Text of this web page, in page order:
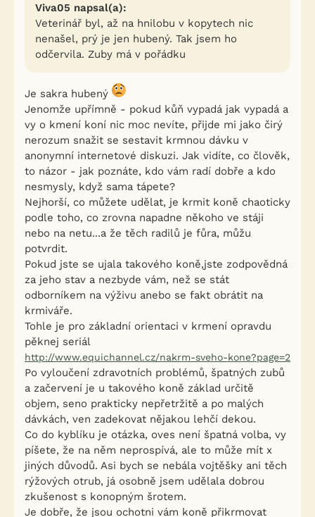
Viva05 napsal(a):
Veterinář byl, až na hnilobu v kopytech nic
nenašel, prý je jen hubený. Tak jsem ho
odčervila. Zuby má v pořádku
Je sakra hubený
Jenomže upřímně - pokud kůň vypadá jak vypadá a
vy o kmení koní nic moc nevíte, přijde mi jako čirý
nerozum snažit se sestavit krmnou dávku v
anonymní internetové diskuzi. Jak vidíte, co člověk,
to názor - jak poznáte, kdo vám radí dobře a kdo
nesmysly, když sama tápete?
Nejhorší, co můžete udělat, je krmit koně chaoticky
podle toho, co zrovna napadne někoho ve stáji
nebo na netu...a že těch radilů je fůra, můžu
potvrdit.
Pokud jste se ujala takového koně,jste zodpovědná
za jeho stav a nezbyde vám, než se stát
odborníkem na výživu anebo se fakt obrátit na
krmiváře.
Tohle je pro základní orientaci v krmení opravdu
pěknej seriál
http://www.equichannel.cz/nakrm-sveho-kone?page=2
Po vyloučení zdravotních problémů, špatných zubů
a začervení je u takového koně základ určitě
objem, seno prakticky nepřetržitě a po malých
dávkách, ven zadekovat nějakou lehčí dekou.
Co do kyblíku je otázka, oves není špatná volba, vy
píšete, že na něm neprospívá, ale to může mít x
jiných důvodů. Asi bych se nebála vojtěšky ani těch
rýžových otrub, já osobně jsem udělala dobrou
zkušenost s konopným šrotem.
Je dobře, že jsou ochotni vám koně přikrmovat